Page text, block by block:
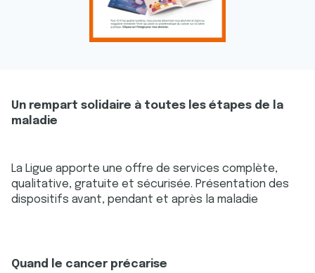
Un rempart solidaire à toutes les étapes de la
maladie
La Ligue apporte une offre de services complète,
qualitative, gratuite et sécurisée. Présentation des
dispositifs avant, pendant et après la maladie
Quand le cancer précarise